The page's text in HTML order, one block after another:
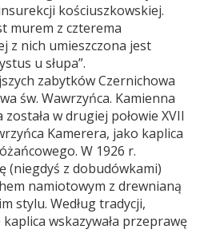
kościuszkowskiej.
murem z czterema
z nich umieszczona jest
u słupa”.
zabytków Czernichowa
św. Wawrzyńca. Kamienna
w drugiej połowie XVII
Kamerera, jako kaplica
W 1926 r.
(niegdyś z dobudówkami)
namiotowym z drewnianą
stylu. Według tradycji,
wskazywała przeprawę